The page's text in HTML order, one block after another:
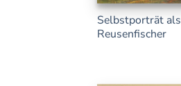
Selbstporträt als
Reusenfischer